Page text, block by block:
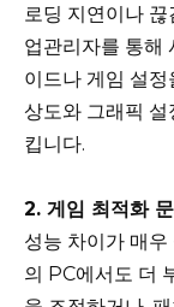
로딩 지연이나
업관리자를 통해
이드나 게임 설
상도와 그래픽
킵니다.
2. 게임 최적화
성능 차이가 매
의 PC에서도 더